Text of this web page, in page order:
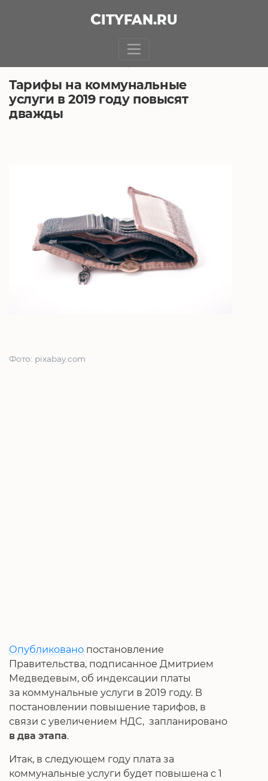
CITYFAN.RU
Тарифы на коммунальные
услуги в 2019 году повысят
дважды
Фото: pixabay.com
Опубликовано постановление
Правительства, подписанное Дмитрием
Медведевым, об индексации платы
за коммунальные услуги в 2019 году. В
постановлении повышение тарифов, в
связи с увеличением НДС, запланировано
в два этапа.
Итак, в следующем году плата за
коммунальные услуги будет повышена с 1